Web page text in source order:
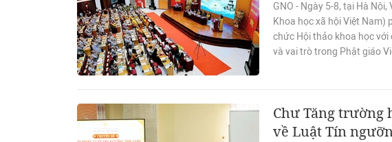
GNO - Ngày 5-8, tại Hà
Khoa học xã hội Việt Nam)
chức Hội thảo khoa học với
và vai trò trong Phật giáo
Chư Tăng trường
về Luật Tín